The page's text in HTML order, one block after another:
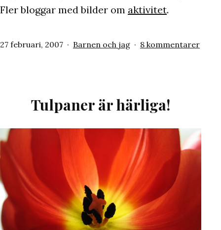
Fler bloggar med bilder om aktivitet.
Publicerat
27 februari, 2007
Kategoriserat
Barnen och jag 8 kommentarertill
Tulpaner är härliga!